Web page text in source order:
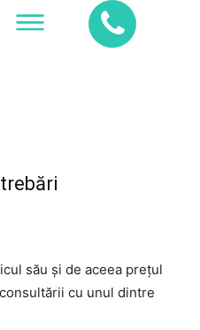
său și de aceea prețul
cu unul dintre